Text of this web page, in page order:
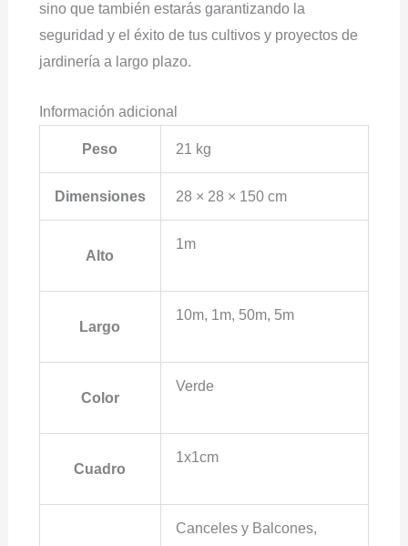
sino que también estarás garantizando la
seguridad y el éxito de tus cultivos y proyectos de
jardinería a largo plazo.
Información adicional
Peso 21 kg
Dimensiones 28 × 28 × 150 cm
Alto
1m
Largo
10m, 1m, 50m, 5m
Color
Verde
Cuadro
1x1cm
Canceles y Balcones,